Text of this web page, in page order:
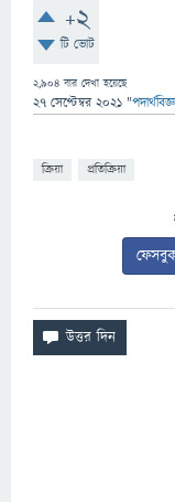
+2
টি ভোট
2,904 বার দেখা হয়েছে
27 সেপ্টেম্বর 2021 "
ক্রিয়া প্রতিক্রিয়া